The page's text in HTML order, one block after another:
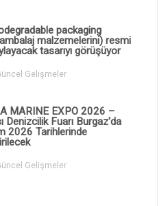
packaging
malzemelerini) resmi
tasarıyı görüşüyor
Gelişmeler
MARINE EXPO 2026 –
Denizcilik Fuarı Burgaz'da
2026 Tarihlerinde
Gelişmeler